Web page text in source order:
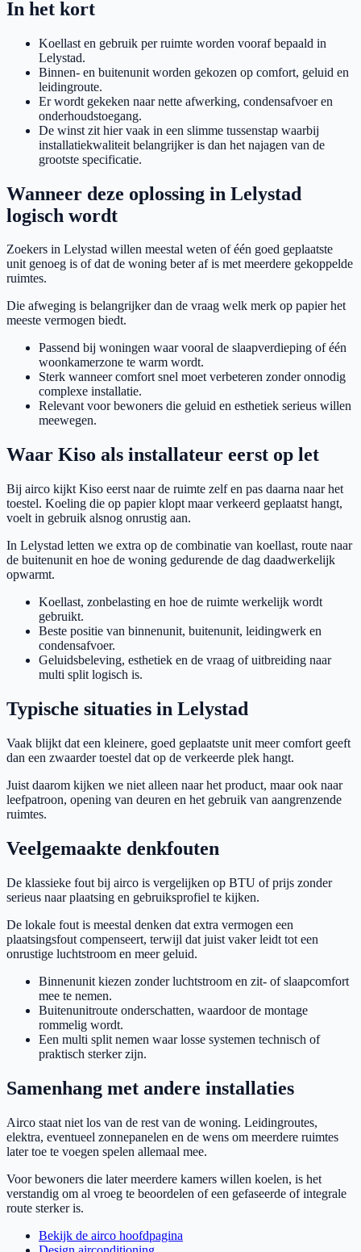
In het kort
Koellast en gebruik per ruimte worden vooraf bepaald in
Lelystad.
Binnen- en buitenunit worden gekozen op comfort, geluid en
leidingroute.
Er wordt gekeken naar nette afwerking, condensafvoer en
onderhoudstoegang.
De winst zit hier vaak in een slimme tussenstap waarbij
installatiekwaliteit belangrijker is dan het najagen van de
grootste specificatie.
Wanneer deze oplossing in Lelystad
logisch wordt
Zoekers in Lelystad willen meestal weten of één goed geplaatste
unit genoeg is of dat de woning beter af is met meerdere gekoppelde
ruimtes.
Die afweging is belangrijker dan de vraag welk merk op papier het
meeste vermogen biedt.
Passend bij woningen waar vooral de slaapverdieping of één
woonkamerzone te warm wordt.
Sterk wanneer comfort snel moet verbeteren zonder onnodig
complexe installatie.
Relevant voor bewoners die geluid en esthetiek serieus willen
meewegen.
Waar Kiso als installateur eerst op let
Bij airco kijkt Kiso eerst naar de ruimte zelf en pas daarna naar het
toestel. Koeling die op papier klopt maar verkeerd geplaatst hangt,
voelt in gebruik alsnog onrustig aan.
In Lelystad letten we extra op de combinatie van koellast, route naar
de buitenunit en hoe de woning gedurende de dag daadwerkelijk
opwarmt.
Koellast, zonbelasting en hoe de ruimte werkelijk wordt
gebruikt.
Beste positie van binnenunit, buitenunit, leidingwerk en
condensafvoer.
Geluidsbeleving, esthetiek en de vraag of uitbreiding naar
multi split logisch is.
Typische situaties in Lelystad
Vaak blijkt dat een kleinere, goed geplaatste unit meer comfort geeft
dan een zwaarder toestel dat op de verkeerde plek hangt.
Juist daarom kijken we niet alleen naar het product, maar ook naar
leefpatroon, opening van deuren en het gebruik van aangrenzende
ruimtes.
Veelgemaakte denkfouten
De klassieke fout bij airco is vergelijken op BTU of prijs zonder
serieus naar plaatsing en gebruiksprofiel te kijken.
De lokale fout is meestal denken dat extra vermogen een
plaatsingsfout compenseert, terwijl dat juist vaker leidt tot een
onrustige luchtstroom en meer geluid.
Binnenunit kiezen zonder luchtstroom en zit- of slaapcomfort
mee te nemen.
Buitenunitroute onderschatten, waardoor de montage
rommelig wordt.
Een multi split nemen waar losse systemen technisch of
praktisch sterker zijn.
Samenhang met andere installaties
Airco staat niet los van de rest van de woning. Leidingroutes,
elektra, eventueel zonnepanelen en de wens om meerdere ruimtes
later toe te voegen spelen allemaal mee.
Voor bewoners die later meerdere kamers willen koelen, is het
verstandig om al vroeg te beoordelen of een gefaseerde of integrale
route sterker is.
Bekijk de airco hoofdpagina